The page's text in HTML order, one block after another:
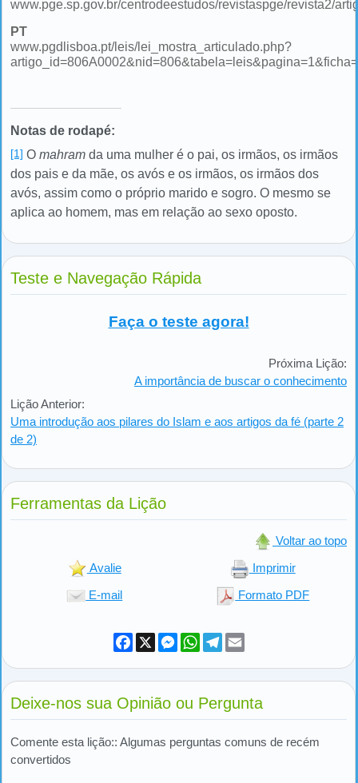
www.pge.sp.gov.br/centrodeestudos/revistaspge/revista2/
PT
www.pgdlisboa.pt/leis/lei_mostra_articulado.php?
Notas de rodapé:
[1] O mahram da uma mulher é o pai, os irmãos, os irmãos
dos pais e da mãe, os avós e os irmãos, os irmãos dos
avós, assim como o próprio marido e sogro. O mesmo se
aplica ao homem, mas em relação ao sexo oposto.
Teste e Navegação Rápida
Faça o teste agora!
Lição Anterior:
Uma introdução aos pilares do Islam e aos artigos da fé (parte 2
de 2)
Próxima Lição:
A importância de buscar o conhecimento
Ferramentas da Lição
Voltar ao topo
Avalie Imprimir
E-mail Formato PDF
Facebook
X Messenger
WhatsApp
Telegram
Deixe-nos sua Opinião ou Pergunta
Comente esta lição:: Algumas perguntas comuns de recém
convertidos